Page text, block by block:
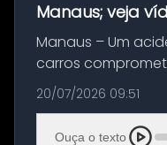
Manaus; veja
Manaus – Um
carros
Brasil durante a
(20), em frente
Manaus, na Zona
20/07/2026 09:51
Ouça o texto